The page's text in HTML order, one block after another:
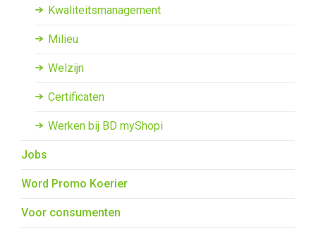
Kwaliteitsmanagement
Milieu
Welzijn
Certificaten
Werken bij BD myShopi
Jobs
Word Promo Koerier
Voor consumenten